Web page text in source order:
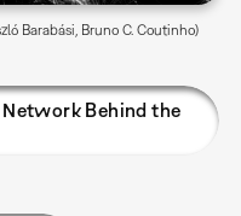
Barabási, Bruno C. Coutinho)
Behind the